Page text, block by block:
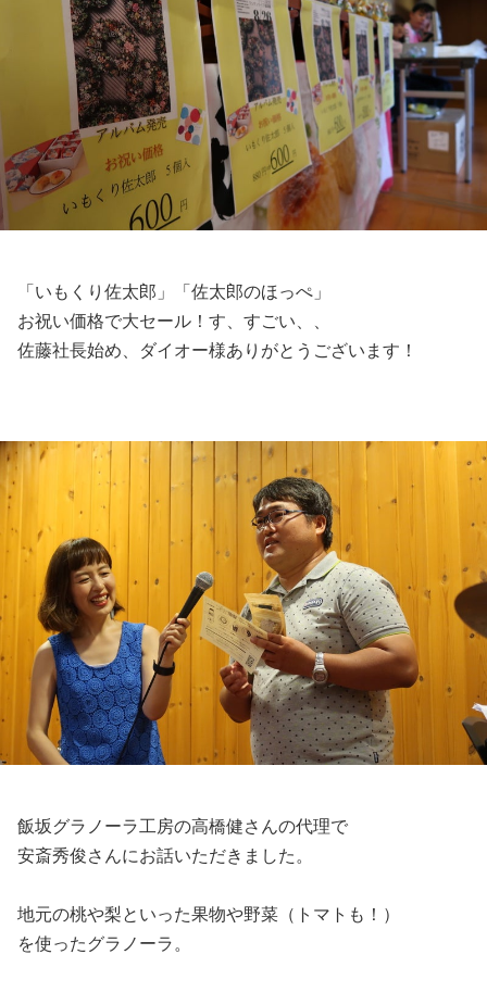
「いもくり佐太郎」「佐太郎のほっぺ」
お祝い価格で大セール！す、すごい、、
佐藤社長始め、ダイオー様ありがとうございます！
飯坂グラノーラ工房の高橋健さんの代理で
安斎秀俊さんにお話いただきました。
地元の桃や梨といった果物や野菜（トマトも！）
を使ったグラノーラ。